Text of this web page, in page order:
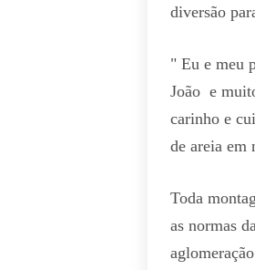
diversão
" Eu e meu
João e
carinho e
de areia em
Toda
as normas